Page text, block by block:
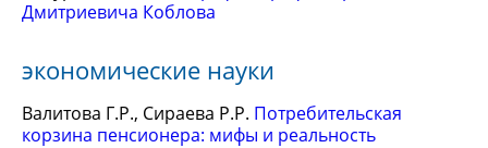
Дмитриевича Коблова
экономические науки
Валитова Г.Р., Сираева Р.Р. Потребительская
корзина пенсионера: мифы и реальность